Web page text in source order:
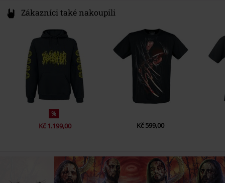
Zákazníci také nakoupili
%
Kč 1.199,00 Kč 599,00